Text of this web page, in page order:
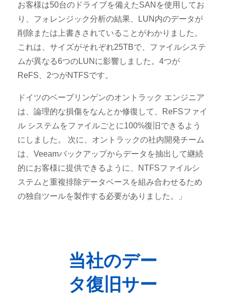
お客様は50台のドライブを備えたSANを使用してお
り、フォレンジック分析の結果、LUN内のデータが
削除または上書きされていることがわかりました。
これは、サイズがそれぞれ25TBで、ファイルシステ
ムが異なる6つのLUNに影響しました。4つが
ReFS、2つがNTFSです。
ドイツのベーブリンゲンのオントラック エンジニア
は、論理的な損傷をなんとか修復して、ReFSファイ
ル システムをファイルごとに100%復旧できるよう
にしました。 次に、オントラックの社内開発チーム
は、Veeamバックアップからデータを抽出して継続
的にお客様に提供できるように、NTFSファイルシ
ステムと重複排除データベースを組み合わせるため
の独自ツールを製作する必要がありました。」
当社のデー
タ復旧サー